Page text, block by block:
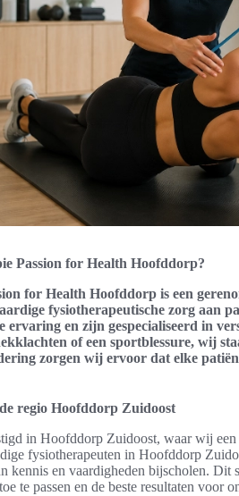
Passion for Health Hoofddorp?
for Health Hoofddorp is een
fysiotherapeutische zorg aan
ervaring en zijn gespecialiseerd in
of een sportblessure, wij
zorgen wij ervoor dat elke
regio Hoofddorp Zuidoost
in Hoofddorp Zuidoost, waar wij
fysiotherapeuten in Hoofddorp
kennis en vaardigheden bijscholen. Dit
te passen en de beste resultaten voor